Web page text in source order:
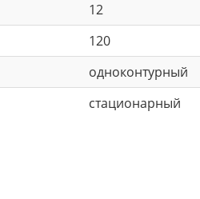
12
120
одноконтурный
стационарный